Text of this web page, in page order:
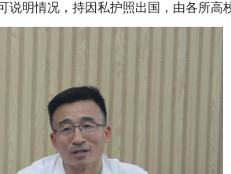
明情况，持因私护照出国，由各所高